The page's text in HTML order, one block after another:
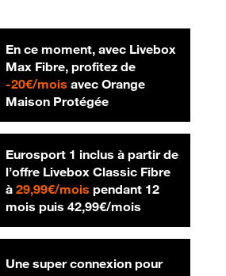
En ce moment, avec Livebox
Max Fibre, profitez de
-20€/mois20 € par mois
avec Orange
Maison Protégée
Eurosport 1 inclus à partir de
l’offre Livebox Classic Fibre
à 29,99€/mois29,99 € par mois
pendant 12
mois puis 42,99€/mois42,99 € par
Une super connexion pour